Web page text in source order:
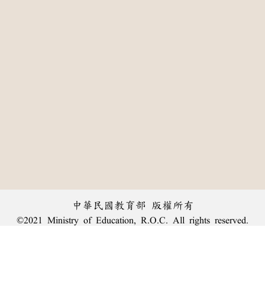
中華民國教育部 版權所有
©2021 Ministry of Education, R.O.C. All rights reserved.